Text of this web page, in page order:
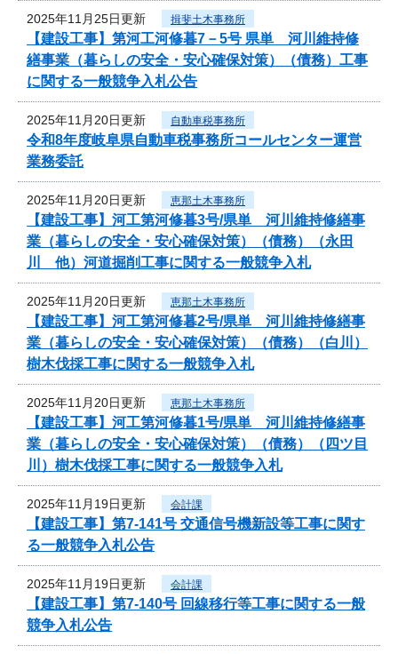
2025年11月25日更新 揖斐土木事務所
【建設工事】第河工河修暮7－5号 県単 河川維持修
繕事業（暮らしの安全・安心確保対策）（債務）工事
に関する一般競争入札公告
2025年11月20日更新 自動車税事務所
令和8年度岐阜県自動車税事務所コールセンター運営
業務委託
2025年11月20日更新 恵那土木事務所
【建設工事】河工第河修暮3号/県単 河川維持修繕事
業（暮らしの安全・安心確保対策）（債務）（永田
川 他）河道掘削工事に関する一般競争入札
2025年11月20日更新 恵那土木事務所
【建設工事】河工第河修暮2号/県単 河川維持修繕事
業（暮らしの安全・安心確保対策）（債務）（白川）
樹木伐採工事に関する一般競争入札
2025年11月20日更新 恵那土木事務所
【建設工事】河工第河修暮1号/県単 河川維持修繕事
業（暮らしの安全・安心確保対策）（債務）（四ツ目
川）樹木伐採工事に関する一般競争入札
2025年11月19日更新 会計課
【建設工事】第7-141号 交通信号機新設等工事に関す
る一般競争入札公告
2025年11月19日更新 会計課
【建設工事】第7-140号 回線移行等工事に関する一般
競争入札公告